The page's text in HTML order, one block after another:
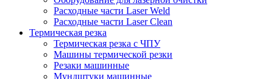
Расходные части Laser Weld
Расходные части Laser Clean
Термическая резка
Термическая резка с ЧПУ
Машины термической резки
Резаки машинные
Мундштуки машинные